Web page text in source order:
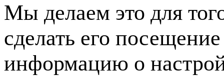
Мы делаем это для
сделать его
информацию о